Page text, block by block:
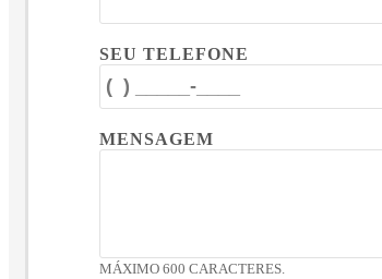
SEU TELEFONE
MENSAGEM
MÁXIMO 600 CARACTERES.